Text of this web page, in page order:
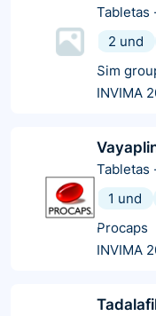
Tabletas
2 und
Sim
INVIMA
Tabletas
1 und
Procaps
INVIMA